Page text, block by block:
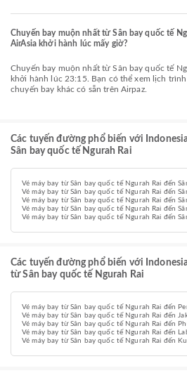
Chuyến bay muộn nhất từ Sân bay quốc tế
AirAsia khởi hành lúc mấy giờ?
Chuyến bay muộn nhất từ Sân bay quốc tế Ngurah Rai với Indonesia AirAsia
khởi hành lúc 23:15. Bạn có thể xem lịch
chuyến bay khác có sẵn trên Airpaz.
Các tuyến đường phổ biến với
Sân bay quốc tế Ngurah Rai
Vé máy bay từ Sân bay quốc tế Ngurah Rai đến
Vé máy bay từ Sân bay quốc tế Ngurah Rai đến
Vé máy bay từ Sân bay quốc tế Ngurah Rai đến
Vé máy bay từ Sân bay quốc tế Ngurah Rai đến
Vé máy bay từ Sân bay quốc tế Ngurah Rai đến
Các tuyến đường phổ biến với
từ Sân bay quốc tế Ngurah Rai
Vé máy bay từ Sân bay quốc tế Ngurah Rai đến
Vé máy bay từ Sân bay quốc tế Ngurah Rai đến
Vé máy bay từ Sân bay quốc tế Ngurah Rai đến
Vé máy bay từ Sân bay quốc tế Ngurah Rai đến
Vé máy bay từ Sân bay quốc tế Ngurah Rai đến